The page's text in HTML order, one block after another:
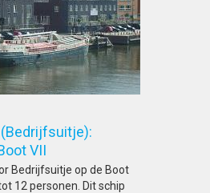
Boot VII
Bedrijfsuitje op de Boot
12 personen. Dit schip